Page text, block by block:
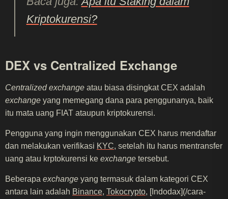
Kriptokurensi?
DEX vs Centralized Exchange
Centralized exchange atau biasa disingkat CEX adalah
exchange yang memegang dana para penggunanya, baik
itu mata uang FIAT ataupun kriptokurensi.
Pengguna yang ingin menggunakan CEX harus mendaftar
dan melakukan verifikasi KYC, setelah itu harus mentransfer
uang atau krptokurensi ke exchange tersebut.
Beberapa exchange yang termasuk dalam kategori CEX
antara lain adalah Binance, Tokocrypto, [Indodax](/cara-